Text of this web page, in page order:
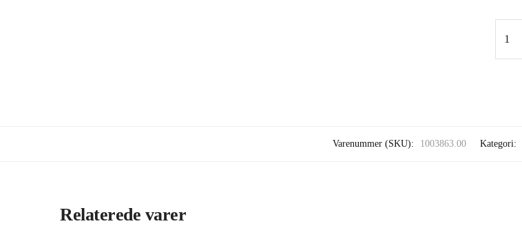
Varenummer (SKU): 1003863.00 Kategori:
Relaterede varer